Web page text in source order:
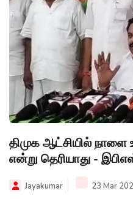
திமுக ஆட்சியில் நாளை
என்று தெரியாது -
Jayakumar 23 Mar